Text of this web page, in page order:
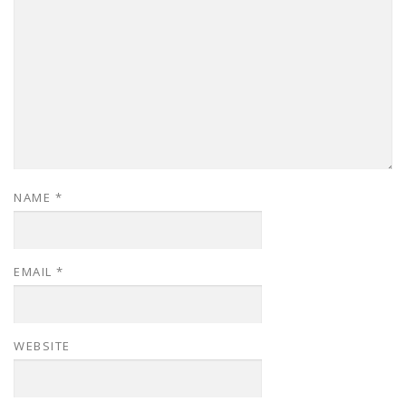
NAME *
EMAIL *
WEBSITE